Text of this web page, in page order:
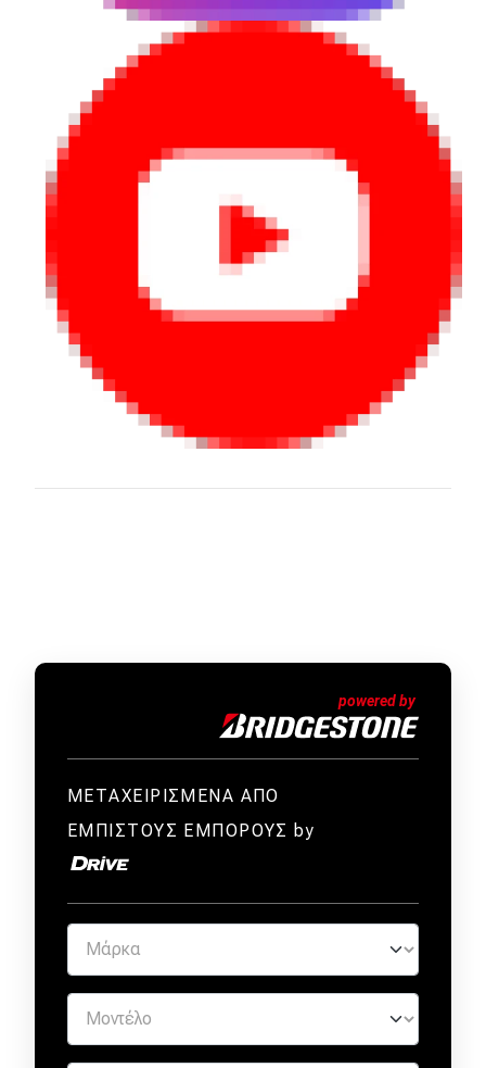
ΜΕΤΑΧΕΙΡΙΣΜΕΝΑ ΑΠΟ
ΕΜΠΙΣΤΟΥΣ ΕΜΠΟΡΟΥΣ by